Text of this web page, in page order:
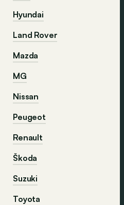
Hyundai
Land Rover
Mazda
MG
Nissan
Peugeot
Renault
Škoda
Suzuki
Toyota